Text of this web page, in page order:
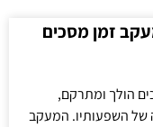
זמן מסכים
הולך ומתרקם,
של השפעותיו. המעקב